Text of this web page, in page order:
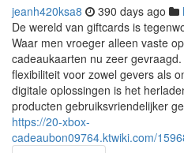
jeanh420ksa8 390 days ago
De wereld van giftcards is
Waar men vroeger alleen vaste
cadeaukaarten nu zeer
flexibiliteit voor zowel gevers als
digitale oplossingen is het
producten gebruiksvriendelijker
https://20-xbox-
cadeaubon09764.ktwiki.com/